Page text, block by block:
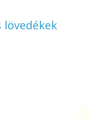
lövedékek